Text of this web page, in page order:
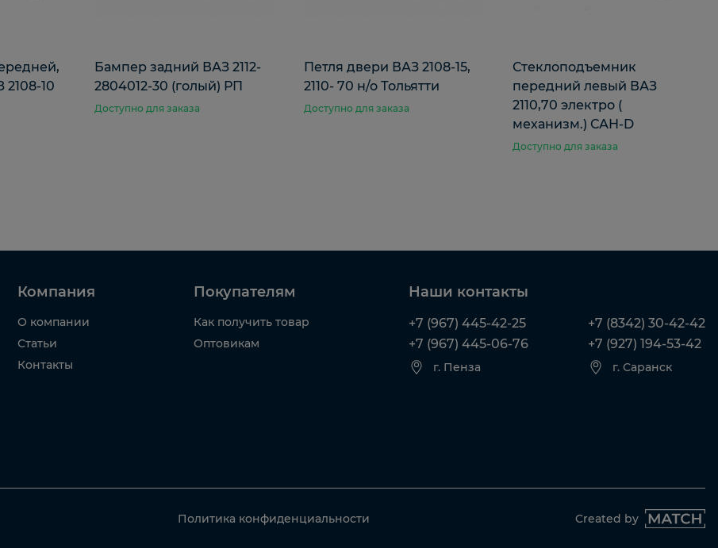
2108-10
Бампер задний ВАЗ 2112-
2804012-30 (голый) РП
Доступно для заказа
Петля двери ВАЗ 2108-15,
2110- 70 н/о Тольятти
Доступно для заказа
Стеклоподъемник
передний левый ВАЗ
2110,70 электро (
механизм.) САН-D
Доступно для заказа
Компания
О компании
Статьи
Контакты
Покупателям
Как получить товар
Оптовикам
Наши контакты
+7 (967) 445-42-25
+7 (967) 445-06-76
г. Пенза
+7 (8342) 30-42-42
+7 (927) 194-53-42
г. Саранск
Политика конфиденциальности Created by